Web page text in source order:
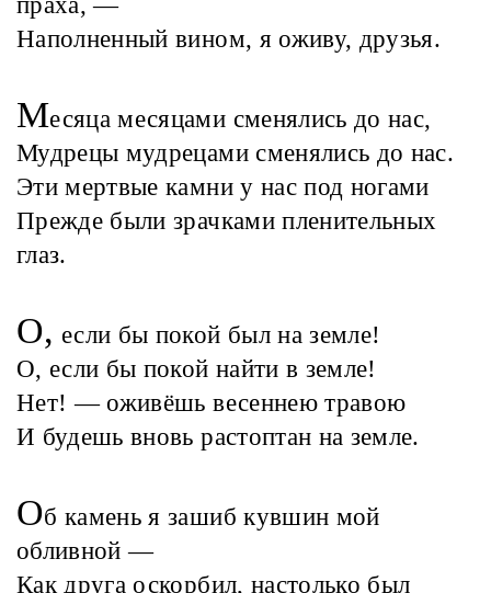
Наполненный вином, я оживу, друзья.
Месяца месяцами сменялись до нас,
Мудрецы мудрецами сменялись до нас.
Эти мертвые камни у нас под ногами
Прежде были зрачками пленительных
глаз.
О, если бы покой был на земле!
О, если бы покой найти в земле!
Нет! — оживёшь весеннею травою
И будешь вновь растоптан на земле.
Об камень я зашиб кувшин мой
обливной —
Как друга оскорбил, настолько был